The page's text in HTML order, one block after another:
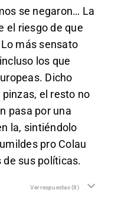
se negaron… La
el riesgo de que
más sensato
los que
Dicho
el resto no
pasa por una
la, sintiéndolo
pro Colau
sus políticas.
Ver respuestas(8)